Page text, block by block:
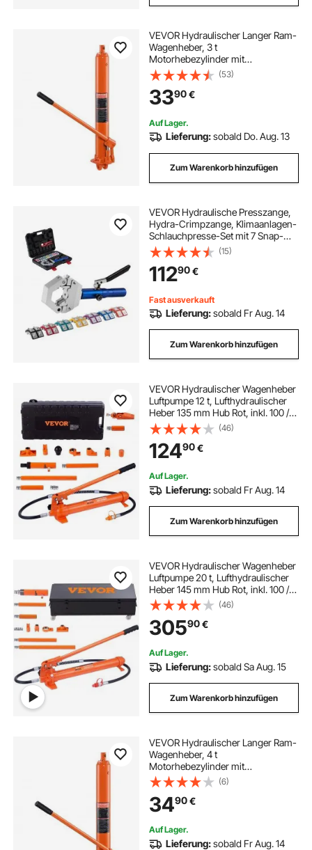
VEVOR Hydraulischer Langer Ram-
Wagenheber, 3 t
Motorhebezylinder mit
Einzelkolbenpumpe & Flacher
Basis, Hydraulischer Auto-
Flaschenheber für
Motorhebebühnen,
Garagen-/Ladenkrane, Bauernhof
usw.
(53)
3390€
Auf Lager.
Lieferung:sobald Do. Aug. 13
Zum Warenkorb hinzufügen
VEVOR Hydraulische Presszange,
Hydra-Crimpzange, Klimaanlagen-
Schlauchpresse-Set mit 7 Snap-
On-Einsätzen, Schlauch-
Crimpwerkzeug für Kfz- &
Klimaanlagenreparaturen – inkl.
Koffer
(15)
11290€
Fast ausverkauft
Lieferung:sobald Fr Aug. 14
Zum Warenkorb hinzufügen
VEVOR Hydraulischer Wagenheber
Luftpumpe 12 t, Lufthydraulischer
Heber 135 mm Hub Rot, inkl. 100 /
195 / 300 / 500 mm
Verlängerungsstange,
Elektrostatisches Pulversprühen
Autoreparatur Werkstatt
(46)
12490€
Auf Lager.
Lieferung:sobald Fr Aug. 14
Zum Warenkorb hinzufügen
VEVOR Hydraulischer Wagenheber
Luftpumpe 20 t, Lufthydraulischer
Heber 145 mm Hub Rot, inkl. 100 /
300 / 500 mm
Verlängerungsstange,
Elektrostatisches Pulversprühen
Hydraulikzylinder Autoreparatur
(46)
30590€
Auf Lager.
Lieferung:sobald Sa Aug. 15
Zum Warenkorb hinzufügen
VEVOR Hydraulischer Langer Ram-
Wagenheber, 4 t
Motorhebezylinder mit
Einzelkolbenpumpe & Flacher
Basis, Hydraulischer Auto-
Flaschenheber für
Motorhebebühnen,
Garagen-/Ladenkrane, Bauernhof
usw
(6)
3490€
Auf Lager.
Lieferung:sobald Fr Aug. 14